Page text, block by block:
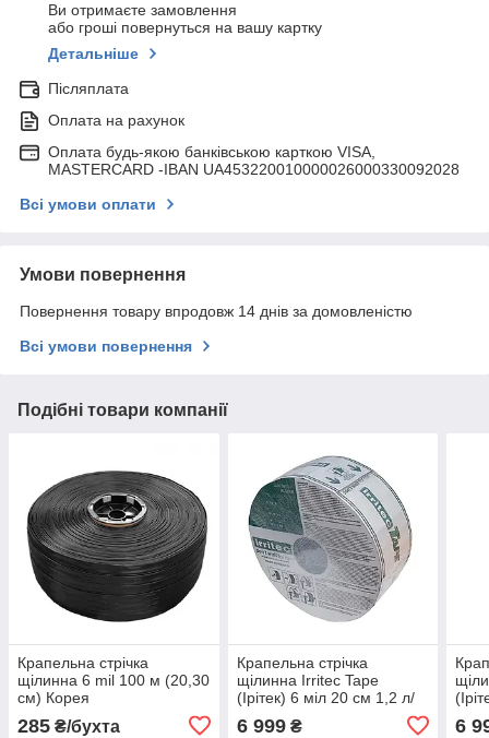
Ви отримаєте замовлення
або гроші повернуться на вашу картку
Детальніше
Післяплата
Оплата на рахунок
Оплата будь-якою банківською карткою VISA,
MASTERCARD -IBAN UA453220010000026000330092028
Всі умови оплати
Умови повернення
Повернення товару впродовж 14 днів за домовленістю
Всі умови повернення
Подібні товари компанії
Крапельна стрічка
щілинна 6 mil 100 м (20,30
см) Корея
285 ₴/бухта
Крапельна стрічка
щілинна Irritec Tape
(Ірітек) 6 міл 20 см 1,2 л/
6 999₴ 6